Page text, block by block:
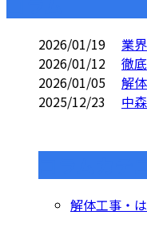
2026/01/19
業
2026/01/12
徹
2026/01/05
解
2025/12/23
中
解体工事・